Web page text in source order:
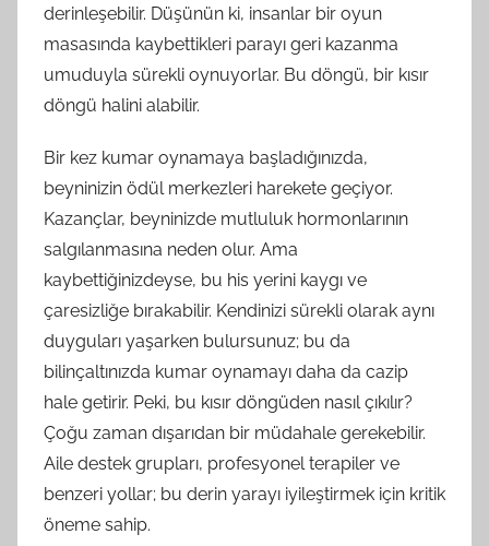
derinleşebilir. Düşünün ki, insanlar bir oyun
masasında kaybettikleri parayı geri kazanma
umuduyla sürekli oynuyorlar. Bu döngü, bir kısır
döngü halini alabilir.
Bir kez kumar oynamaya başladığınızda,
beyninizin ödül merkezleri harekete geçiyor.
Kazançlar, beyninizde mutluluk hormonlarının
salgılanmasına neden olur. Ama
kaybettiğinizdeyse, bu his yerini kaygı ve
çaresizliğe bırakabilir. Kendinizi sürekli olarak aynı
duyguları yaşarken bulursunuz; bu da
bilinçaltınızda kumar oynamayı daha da cazip
hale getirir. Peki, bu kısır döngüden nasıl çıkılır?
Çoğu zaman dışarıdan bir müdahale gerekebilir.
Aile destek grupları, profesyonel terapiler ve
benzeri yollar; bu derin yarayı iyileştirmek için kritik
öneme sahip.